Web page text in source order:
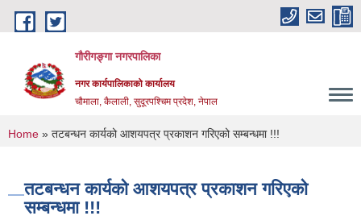
Skip to main content
गौरीगङ्गा नगरपालिका
नगर कार्यपालिकाको कार्यालय
चौमाला, कैलाली, सुदूरपश्चिम प्रदेश, नेपाल
You are here
Home » तटबन्धन कार्यको आशयपत्र प्रकाशन गरिएको सम्बन्धमा !!!
तटबन्धन कार्यको आशयपत्र प्रकाशन गरिएको
सम्बन्धमा !!!